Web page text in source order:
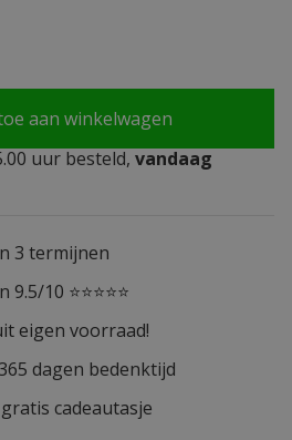
aan winkelwagen
uur besteld, vandaag
3 termijnen
10 ⭐⭐⭐⭐⭐
eigen voorraad!
dagen bedenktijd
cadeautasje